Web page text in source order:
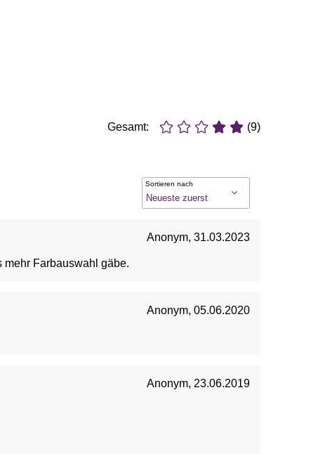
Gesamt: (9)
Sortieren nach
Anonym, 31.03.2023
mehr Farbauswahl gäbe.
Anonym, 05.06.2020
Anonym, 23.06.2019